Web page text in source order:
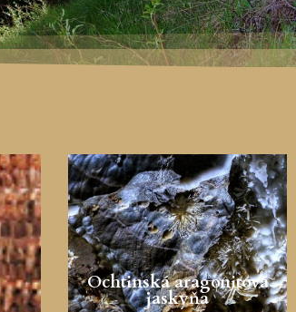
Ochtinská aragonitová
jaskyňa